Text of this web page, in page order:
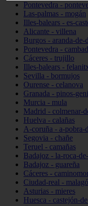
Pontevedra -
Las-palmas - mogán
Illes-balears - es-
Alicante - villena
Burgos - aranda-de-
Pontevedra -
Cáceres - trujillo
Illes-balears -
Sevilla - bormujos
Ourense - celanova
Granada - pinos-
Murcia - mula
Madrid - colmenar-
Huelva - calañas
A-coruña - a-pobra-
Segovia - chañe
Teruel - camañas
Badajoz - la-roca-
Badajoz - guareña
Cáceres -
Ciudad-real -
Asturias - mieres
Huesca - castejón-